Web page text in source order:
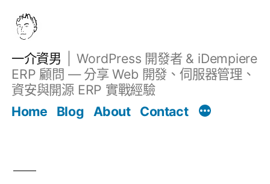
一介資男
WordPress 開發者 & iDempiere
ERP 顧問 — 分享 Web 開發、伺服器管理、
資安與開源 ERP 實戰經驗
Home
Blog About Contact
文章